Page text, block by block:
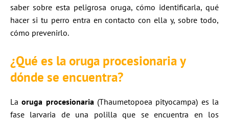
saber sobre esta peligrosa oruga, cómo identificarla, qué
hacer si tu perro entra en contacto con ella y, sobre todo,
cómo prevenirlo.
¿Qué es laoruga procesionariay
dónde se encuentra?
Laoruga procesionaria (Thaumetopoea pityocampa) es la
fase larvaria de una polilla que se encuentra en los